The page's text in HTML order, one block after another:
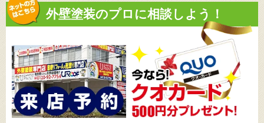
外壁塗装のプロに相談しよう！